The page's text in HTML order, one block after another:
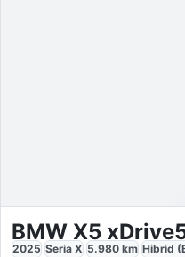
BMW X5
2025 Seria X 5.980 km Hibrid